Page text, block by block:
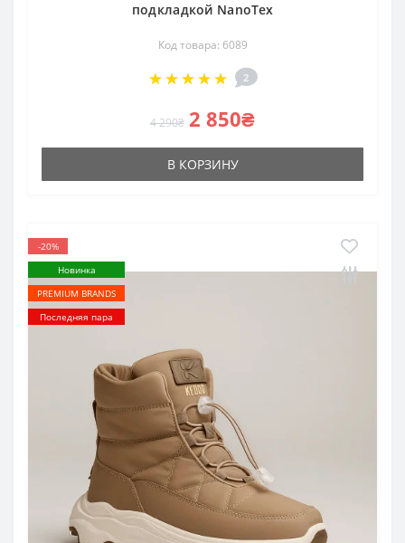
подкладкой NanoTex
Код товара: 6089
2
4 290₴ 2 850₴
В КОРЗИНУ
-20%
Новинка
PREMIUM BRANDS
Последняя пара